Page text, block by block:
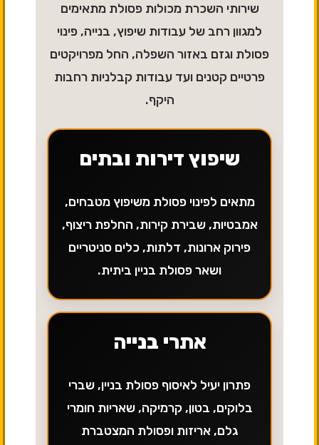
שירותי השכרת מכולות פסולת מתאימים
למגוון רחב של עבודות שיפוץ, בנייה, פינוי
פסולת וגזם באזור השפלה, החל מפרויקטים
פרטיים קטנים ועד עבודות קבלניות רחבות
היקף.
שיפוץ דירות ובתים
מתאים לפינוי פסולת משיפוץ מטבחים,
אמבטיות, שבירת קירות, החלפת ריצוף,
פירוק ארונות, דלתות, כלים סניטריים
ושאר פסולת בניין ביתית.
אתרי בנייה
פתרון יעיל לאיסוף פסולת בניין, שברי
בלוקים, בטון, קרמיקה, שאריות חומרי
גלם, אריזות ופסולת המצטברת